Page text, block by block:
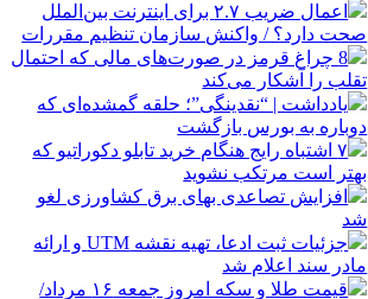
اعمال ضریب ۲.۷ برای اینترنت بین‌الملل
صحت دارد؟ / واکنش سازمان تنظیم مقررات
8 چراغ قرمز در صورت‌های مالی که احتمال
تقلب را آشکار می‌کند
یادداشت | “نقدینگی”؛ حلقه گمشده‌ای که
دوباره به بورس بازگشت
۷ اشتباه رایج هنگام خرید تابلو دکوراتیو که
بهتر است مرتکب نشوید
افزایش تصاعدی بهای برق کشاورزی لغو
شد
جزئیات ثبت ادعا، تهیه نقشه UTM و ارائه
مادر سند اعلام شد
قیمت طلا و سکه امروز جمعه ۱۶ مرداد/